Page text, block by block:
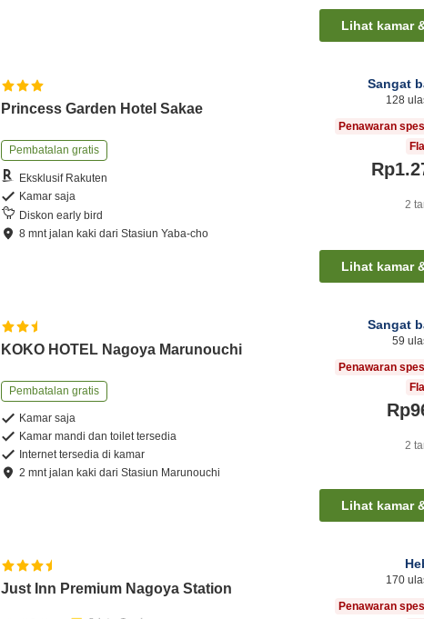
Lihat kamar
Princess Garden Hotel Sakae
Pembatalan gratis
Eksklusif Rakuten
Kamar saja
Diskon early bird
8 mntjalan kaki dariStasiun Yaba-cho
Sangat
128
Penawaran
2
Lihat kamar
KOKO HOTEL Nagoya Marunouchi
Pembatalan gratis
Kamar saja
Kamar mandi dan toilet tersedia
Internet tersedia di kamar
2 mntjalan kaki dariStasiun Marunouchi
Sangat
59
Penawaran
2
Lihat kamar
Just Inn Premium Nagoya Station
170
Penawaran